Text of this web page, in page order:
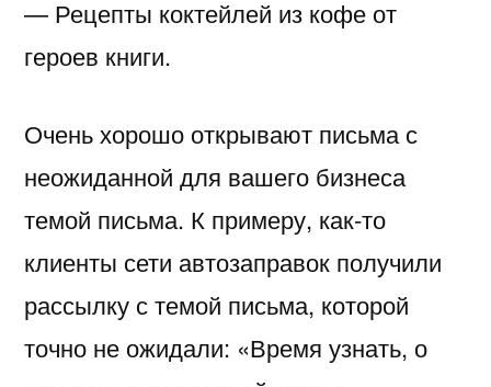
— Рецепты коктейлей из кофе от
героев книги.
Очень хорошо открывают письма с
неожиданной для вашего бизнеса
темой письма. К примеру, как-то
клиенты сети автозаправок получили
рассылку с темой письма, которой
точно не ожидали: «Время узнать, о